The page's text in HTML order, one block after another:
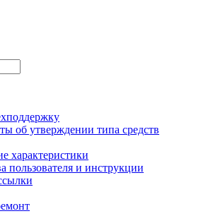
об утверждении типа средств
характеристики
пользователя и инструкции